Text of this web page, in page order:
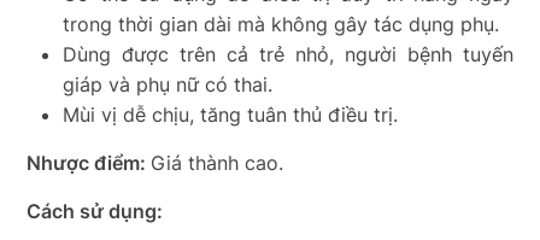
trong thời gian dài mà không gây tác dụng phụ.
Dùng được trên cả trẻ nhỏ, người bệnh tuyến
giáp và phụ nữ có thai.
Mùi vị dễ chịu, tăng tuân thủ điều trị.
Nhược điểm: Giá thành cao.
Cách sử dụng: